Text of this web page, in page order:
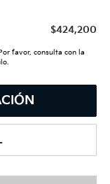
$424,200
favor, consulta con la